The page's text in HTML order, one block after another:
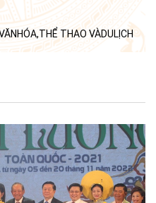
THAO VÀDULỊCH